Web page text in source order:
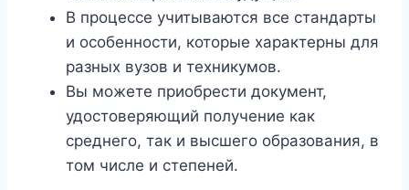
В процессе учитываются все стандарты
и особенности, которые характерны для
разных вузов и техникумов.
Вы можете приобрести документ,
удостоверяющий получение как
среднего, так и высшего образования, в
том числе и степеней.